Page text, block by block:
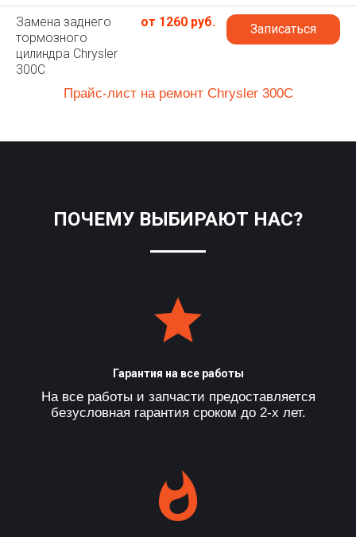
Замена заднего
тормозного
цилиндра Chrysler
300C
от 1260 руб. Записаться
Прайс-лист на ремонт Chrysler 300C
ПОЧЕМУ ВЫБИРАЮТ НАС?
Гарантия на все работы
На все работы и запчасти предоставляется
безусловная гарантия сроком до 2-х лет.